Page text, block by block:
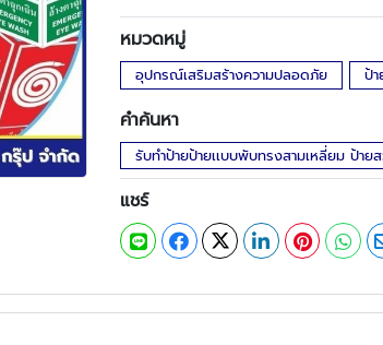
หมวดหมู่
อุปกรณ์เสริมสร้างความปลอดภัย ป้า
คำค้นหา
รับทำป้ายป้ายเเบบพับทรงสามเหลี่ยม ป้า
แชร์